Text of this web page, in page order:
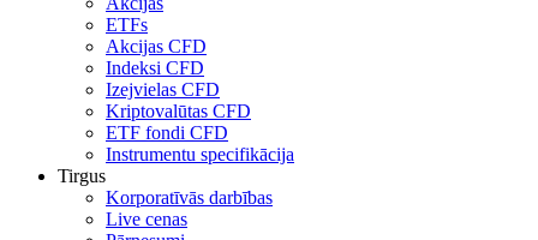
ETFs
Akcijas CFD
Indeksi CFD
Izejvielas CFD
Kriptovalūtas CFD
ETF fondi CFD
Instrumentu specifikācija
Tirgus
Korporatīvās darbības
Live cenas